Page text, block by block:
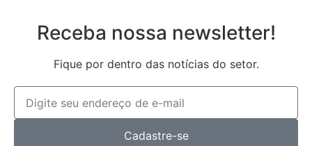
Receba nossa newsletter!
Fique por dentro das notícias do setor.
Cadastre-se